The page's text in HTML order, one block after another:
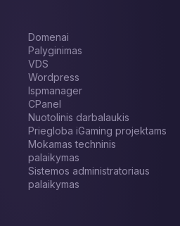
Domenai
Palyginimas
VDS
Wordpress
Ispmanager
CPanel
Nuotolinis darbalaukis
Priegloba iGaming projektams
Mokamas techninis
palaikymas
Sistemos administratoriaus
palaikymas